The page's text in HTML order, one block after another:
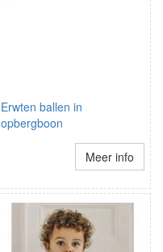
Erwten ballen in
opbergboon
Meer info